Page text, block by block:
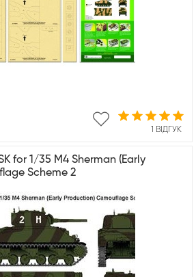
1 ВІДГУК
for 1/35 M4 Sherman (Early
Scheme 2